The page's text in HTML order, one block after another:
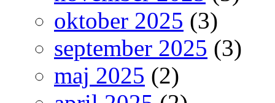
oktober 2025 (3)
september 2025 (3)
maj 2025 (2)